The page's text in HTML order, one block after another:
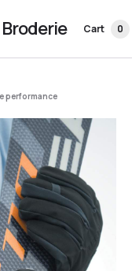
Cart 0
performance